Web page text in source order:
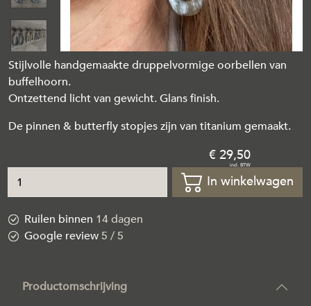
Stijlvolle handgemaakte druppelvormige oorbellen van
buffelhoorn.
Ontzettend licht van gewicht. Glans finish.
De pinnen & butterfly stopjes zijn van titanium gemaakt.
29,50
In winkelwagen
Ruilen binnen 14 dagen
Google review5 / 5
Productomschrijving